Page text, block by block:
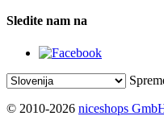
Sledite nam na
© 2010-2026 niceshops